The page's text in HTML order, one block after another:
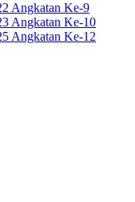
Angkatan Ke-9
Angkatan Ke-10
Angkatan Ke-12